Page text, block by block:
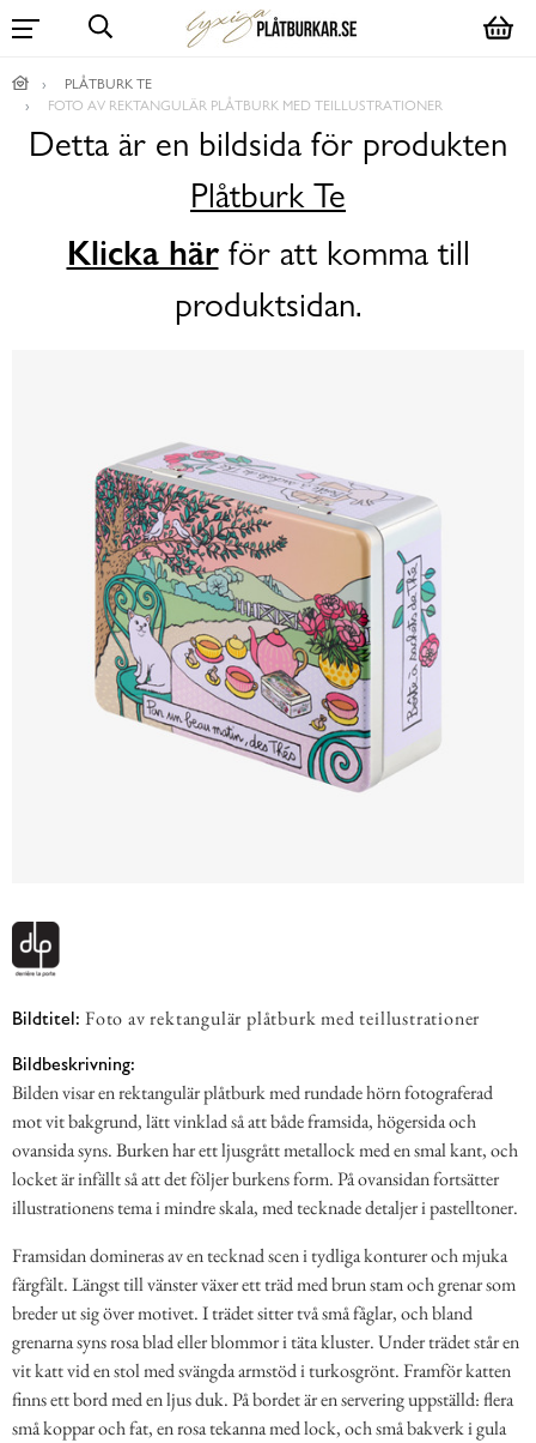
PLÅTBURK TE
FOTO AV REKTANGULÄR PLÅTBURK MED TEILLUSTRATIONER
Detta är en bildsida för produkten
Plåtburk Te
Klicka härför att komma till
produktsidan.
Bildtitel: Foto av rektangulär plåtburk med teillustrationer
Bildbeskrivning:
Bilden visar en rektangulär plåtburk med rundade hörn fotograferad
mot vit bakgrund, lätt vinklad så att både framsida, högersida och
ovansida syns. Burken har ett ljusgrått metallock med en smal kant, och
locket är infällt så att det följer burkens form. På ovansidan fortsätter
illustrationens tema i mindre skala, med tecknade detaljer i pastelltoner.
Framsidan domineras av en tecknad scen i tydliga konturer och mjuka
färgfält. Längst till vänster växer ett träd med brun stam och grenar som
breder ut sig över motivet. I trädet sitter två små fåglar, och bland
grenarna syns rosa blad eller blommor i täta kluster. Under trädet står en
vit katt vid en stol med svängda armstöd i turkosgrönt. Framför katten
finns ett bord med en ljus duk. På bordet är en servering uppställd: flera
små koppar och fat, en rosa tekanna med lock, och små bakverk i gula